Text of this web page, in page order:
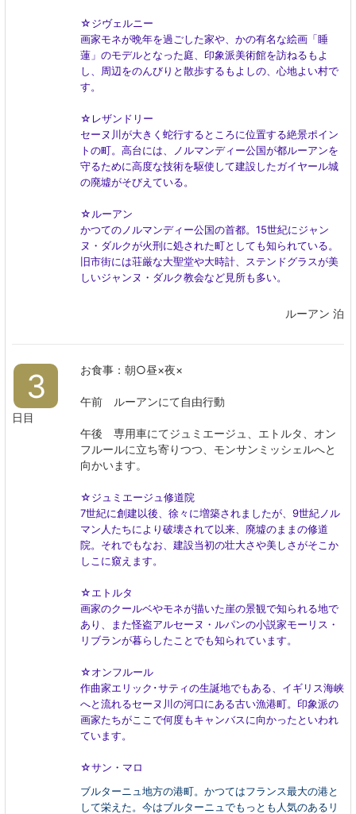
☆ジヴェルニー
画家モネが晩年を過ごした家や、かの有名な絵画「睡
蓮」のモデルとなった庭、印象派美術館を訪ねるもよ
し、周辺をのんびりと散歩するもよしの、心地よい村で
す。
☆レザンドリー
セーヌ川が大きく蛇行するところに位置する絶景ポイン
トの町。高台には、ノルマンディー公国が都ルーアンを
守るために高度な技術を駆使して建設したガイヤール城
の廃墟がそびえている。
☆ルーアン
かつてのノルマンディー公国の首都。15世紀にジャン
ヌ・ダルクが火刑に処された町としても知られている。
旧市街には荘厳な大聖堂や大時計、ステンドグラスが美
しいジャンヌ・ダルク教会など見所も多い。
ルーアン 泊
3
日目
お食事：朝○昼×夜×
午前 ルーアンにて自由行動
午後 専用車にてジュミエージュ、エトルタ、オン
フルールに立ち寄りつつ、モンサンミッシェルへと
向かいます。
☆ジュミエージュ修道院
7世紀に創建以後、徐々に増築されましたが、9世紀ノル
マン人たちにより破壊されて以来、廃墟のままの修道
院。それでもなお、建設当初の壮大さや美しさがそこか
しこに窺えます。
☆エトルタ
画家のクールベやモネが描いた崖の景観で知られる地で
あり、また怪盗アルセーヌ・ルパンの小説家モーリス・
リブランが暮らしたことでも知られています。
☆オンフルール
作曲家エリック･サティの生誕地でもある、 イギリス海峡
へと流れるセーヌ川の河口にある古い漁港町。印象派の
画家たちがここで何度もキャンバスに向かったといわれ
ています。
☆サン・マロ
ブルターニュ地方の港町。 かつてはフランス最大の港と
して栄えた。今はブルターニュでもっとも人気のあるリ